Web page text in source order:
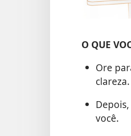
O QUE
Ore
clareza.
você.